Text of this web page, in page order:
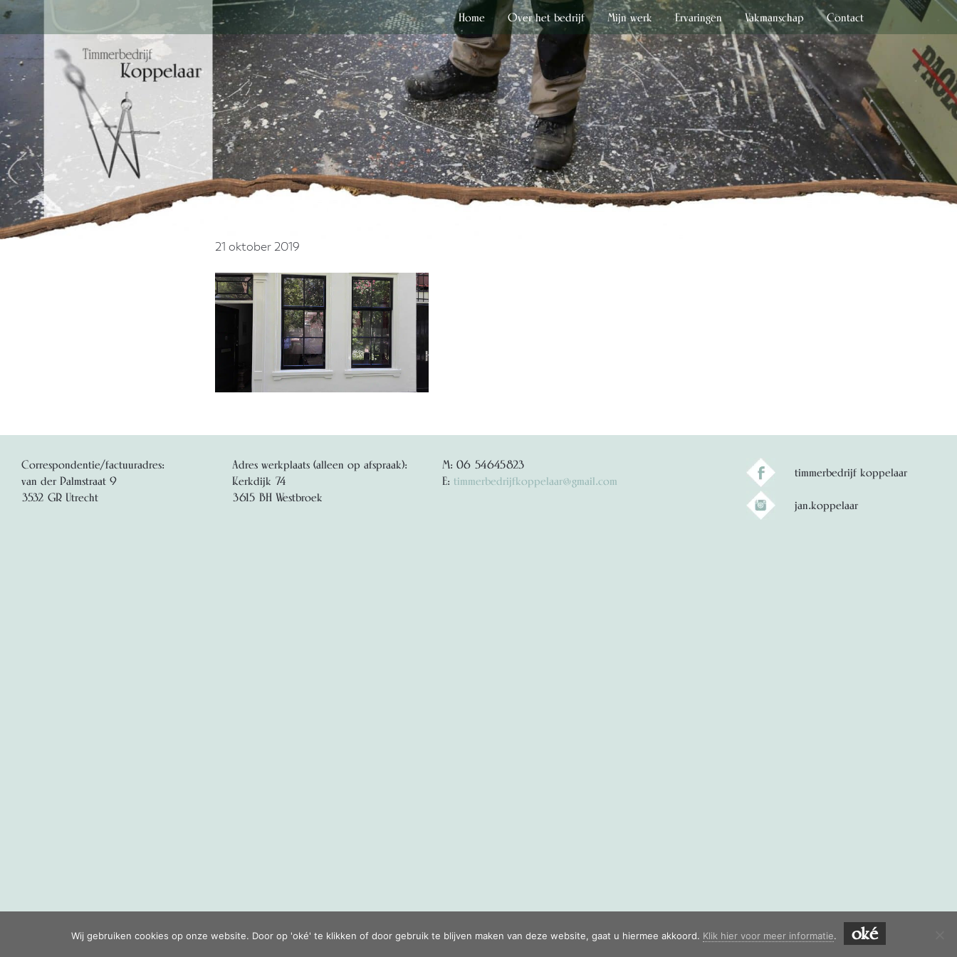
Door
de
hoofd
inhoud
Home Over het bedrijf Mijn werk Ervaringen Vakmanschap Contact
21 oktober 2019
Correspondentie/factuuradres:
van der Palmstraat 9
3532 GR Utrecht
Adres werkplaats (alleen op afspraak):
Kerkdijk 74
3615 BH Westbroek
M: 06 54645823
E:timmerbedrijfkoppelaar@gmail.com
timmerbedrijf koppelaar
jan.koppelaar
© Copyright 2019 - 2026 Timmerbedrijf Koppelaar · Alle rechten voorbehouden
Wij gebruiken cookies op onze website. Door op 'oké' te klikken of door gebruik te blijven maken van deze website, gaat u hiermee akkoord. Klik hier voor meer informatie. oké